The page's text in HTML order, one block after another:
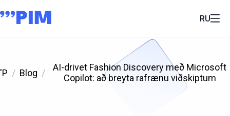
RU
'P Blog
AI-drivet Fashion Discovery með Microsoft
Copilot: að breyta rafrænu viðskiptum